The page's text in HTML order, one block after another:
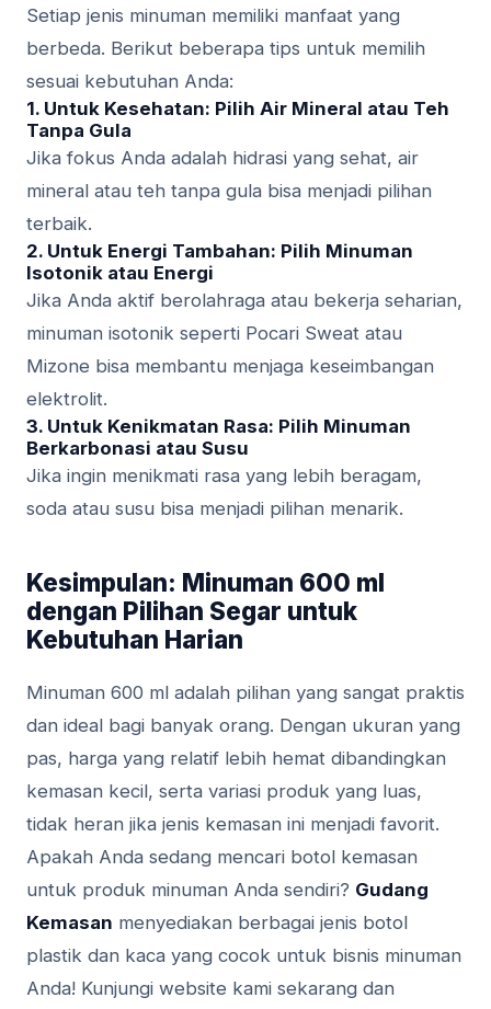
Setiap jenis minuman memiliki manfaat yang
berbeda. Berikut beberapa tips untuk memilih
sesuai kebutuhan Anda:
1. Untuk Kesehatan: Pilih Air Mineral atau Teh
Tanpa Gula
Jika fokus Anda adalah hidrasi yang sehat, air
mineral atau teh tanpa gula bisa menjadi pilihan
terbaik.
2. Untuk Energi Tambahan: Pilih Minuman
Isotonik atau Energi
Jika Anda aktif berolahraga atau bekerja seharian,
minuman isotonik seperti Pocari Sweat atau
Mizone bisa membantu menjaga keseimbangan
elektrolit.
3. Untuk Kenikmatan Rasa: Pilih Minuman
Berkarbonasi atau Susu
Jika ingin menikmati rasa yang lebih beragam,
soda atau susu bisa menjadi pilihan menarik.
Kesimpulan: Minuman 600 ml
dengan Pilihan Segar untuk
Kebutuhan Harian
Minuman 600 ml adalah pilihan yang sangat praktis
dan ideal bagi banyak orang. Dengan ukuran yang
pas, harga yang relatif lebih hemat dibandingkan
kemasan kecil, serta variasi produk yang luas,
tidak heran jika jenis kemasan ini menjadi favorit.
Apakah Anda sedang mencari botol kemasan
untuk produk minuman Anda sendiri? Gudang
Kemasan menyediakan berbagai jenis botol
plastik dan kaca yang cocok untuk bisnis minuman
Anda! Kunjungi website kami sekarang dan